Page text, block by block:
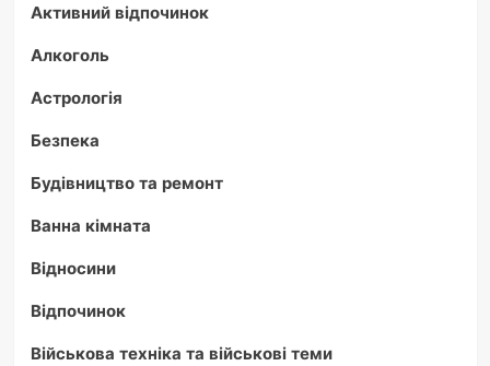
Активний відпочинок
Алкоголь
Астрологія
Безпека
Будівництво та ремонт
Ванна кімната
Відносини
Відпочинок
Військова техніка та військові теми